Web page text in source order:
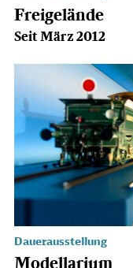
Freigelände
Seit März 2012
Dauerausstellung
Modellarium